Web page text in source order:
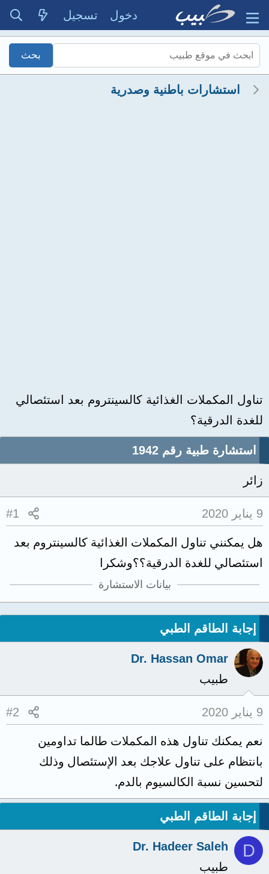
دخول تسجيل
استشارات باطنية وصدرية
تناول المكملات الغذائية كالسينتروم بعد استئصالي
للغدة الدرقية؟
استشارة طبية رقم 1942
زائر
9 يناير 2020 #1
هل يمكنني تناول المكملات الغذائية كالسينتروم بعد
استئصالي للغدة الدرقية؟؟وشكرا
بيانات الاستشارة
إجابة الطاقم الطبي
Dr. Hassan Omar
طبيب
9 يناير 2020 #2
نعم يمكنك تناول هذه المكملات طالما تداومين
بانتظام على تناول علاجك بعد الإستئصال وذلك
لتحسين نسبة الكالسيوم بالدم.
إجابة الطاقم الطبي
D
Dr. Hadeer Saleh
طبيب